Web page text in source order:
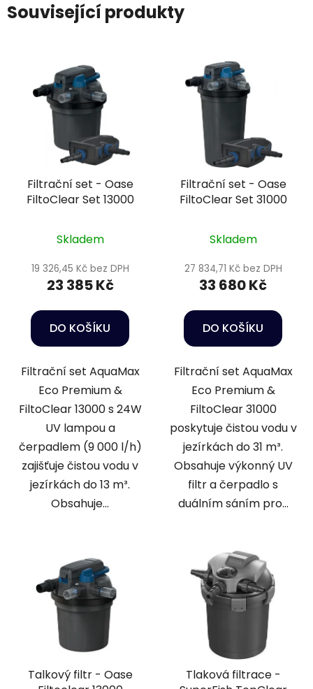
Související produkty
Filtrační set - Oase
FiltoClear Set 13000
Skladem
19 326,45 Kč bez DPH
23 385 Kč
DO KOŠÍKU
Filtrační set AquaMax
Eco Premium &
FiltoClear 13000 s 24W
UV lampou a
čerpadlem (9 000 l/h)
zajišťuje čistou vodu v
jezírkách do 13 m³.
Obsahuje...
Filtrační set - Oase
FiltoClear Set 31000
Skladem
27 834,71 Kč bez DPH
33 680 Kč
DO KOŠÍKU
Filtrační set AquaMax
Eco Premium &
FiltoClear 31000
poskytuje čistou vodu v
jezírkách do 31 m³.
Obsahuje výkonný UV
filtr a čerpadlo s
duálním sáním pro...
Talkový filtr - Oase
Tlaková filtrace -